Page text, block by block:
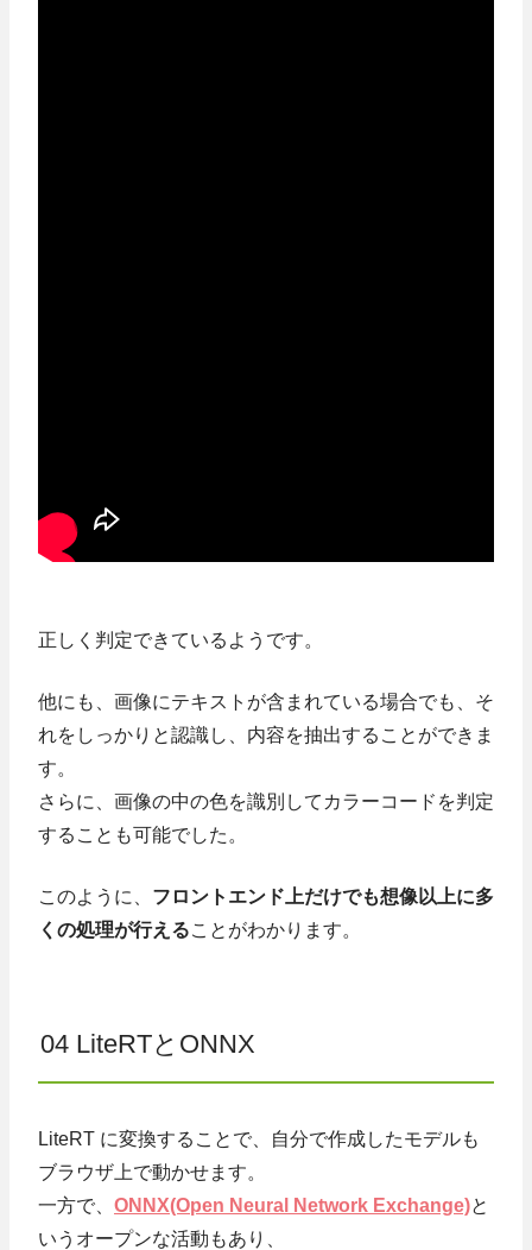
正しく判定できているようです。
他にも、画像にテキストが含まれている場合でも、そ
れをしっかりと認識し、内容を抽出することができま
す。
さらに、画像の中の色を識別してカラーコードを判定
することも可能でした。
このように、 フロントエンド上だけでも想像以上に多
くの処理が行えることがわかります。
04 LiteRTとONNX
LiteRT に変換することで、自分で作成したモデルも
ブラウザ上で動かせます。
一方で、 ONNX(Open Neural Network Exchange)と
いうオープンな活動もあり、